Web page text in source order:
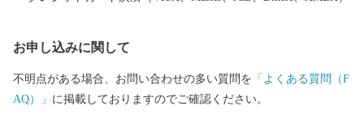
お申し込みに関して
不明点がある場合、お問い合わせの多い質問を 「よくある質問（F
AQ）」 に掲載しておりますのでご確認ください。